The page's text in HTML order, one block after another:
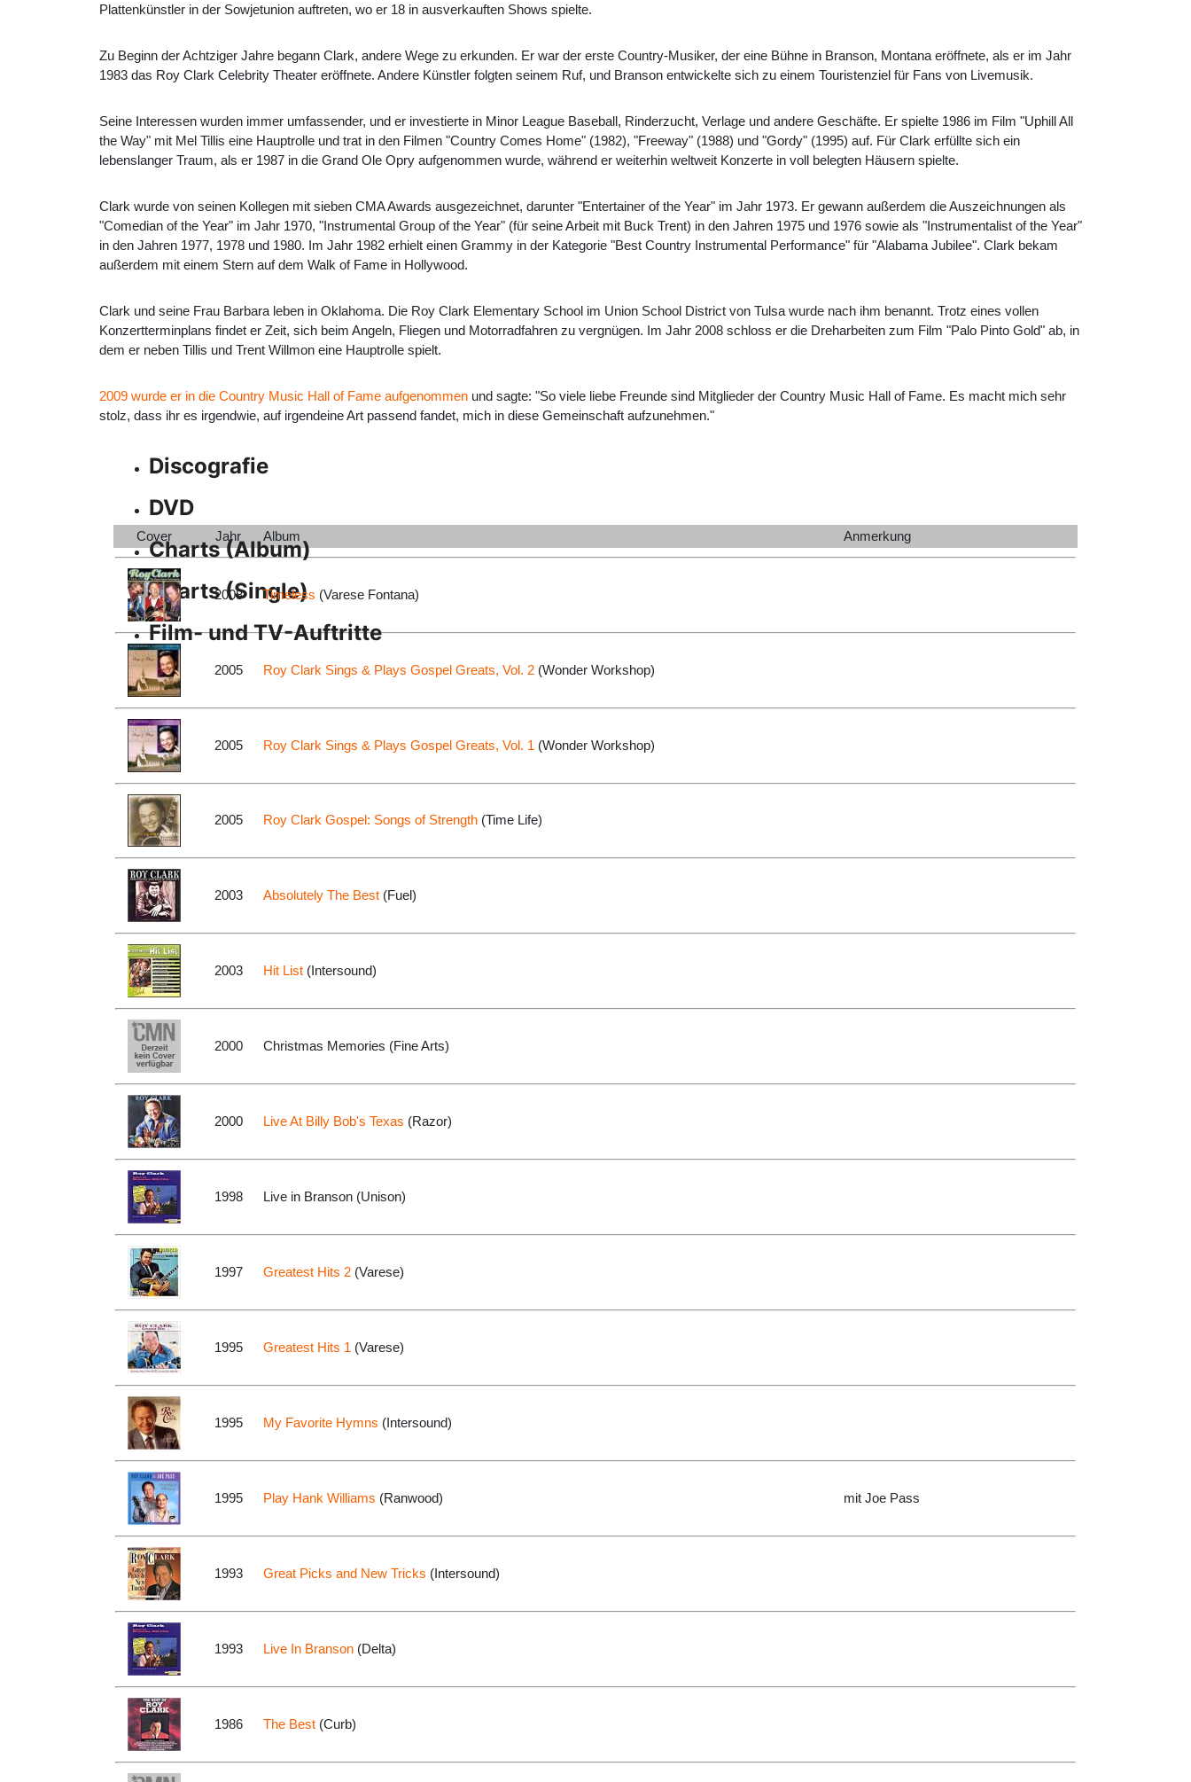
Plattenkünstler in der Sowjetunion auftreten, wo er 18 in ausverkauften Shows spielte.
Zu Beginn der Achtziger Jahre begann Clark, andere Wege zu erkunden. Er war der erste Country-Musiker, der eine Bühne in Branson, Montana eröffnete, als er im Jahr
1983 das Roy Clark Celebrity Theater eröffnete. Andere Künstler folgten seinem Ruf, und Branson entwickelte sich zu einem Touristenziel für Fans von Livemusik.
Seine Interessen wurden immer umfassender, und er investierte in Minor League Baseball, Rinderzucht, Verlage und andere Geschäfte. Er spielte 1986 im Film "Uphill All
the Way" mit Mel Tillis eine Hauptrolle und trat in den Filmen "Country Comes Home" (1982), "Freeway" (1988) und "Gordy" (1995) auf. Für Clark erfüllte sich ein
lebenslanger Traum, als er 1987 in die Grand Ole Opry aufgenommen wurde, während er weiterhin weltweit Konzerte in voll belegten Häusern spielte.
Clark wurde von seinen Kollegen mit sieben CMA Awards ausgezeichnet, darunter "Entertainer of the Year" im Jahr 1973. Er gewann außerdem die Auszeichnungen als
"Comedian of the Year" im Jahr 1970, "Instrumental Group of the Year" (für seine Arbeit mit Buck Trent) in den Jahren 1975 und 1976 sowie als "Instrumentalist of the Year"
in den Jahren 1977, 1978 und 1980. Im Jahr 1982 erhielt einen Grammy in der Kategorie "Best Country Instrumental Performance" für "Alabama Jubilee". Clark bekam
außerdem mit einem Stern auf dem Walk of Fame in Hollywood.
Clark und seine Frau Barbara leben in Oklahoma. Die Roy Clark Elementary School im Union School District von Tulsa wurde nach ihm benannt. Trotz eines vollen
Konzertterminplans findet er Zeit, sich beim Angeln, Fliegen und Motorradfahren zu vergnügen. Im Jahr 2008 schloss er die Dreharbeiten zum Film "Palo Pinto Gold" ab, in
dem er neben Tillis und Trent Willmon eine Hauptrolle spielt.
2009 wurde er in die Country Music Hall of Fame aufgenommen und sagte: "So viele liebe Freunde sind Mitglieder der Country Music Hall of Fame. Es macht mich sehr
stolz, dass ihr es irgendwie, auf irgendeine Art passend fandet, mich in diese Gemeinschaft aufzunehmen."
Discografie
DVD
Charts (Album)
Charts (Single)
Film- und TV-Auftritte
Cover Jahr Album Anmerkung
2008 Timeless (Varese Fontana)
2005 Roy Clark Sings & Plays Gospel Greats, Vol. 2 (Wonder Workshop)
2005 Roy Clark Sings & Plays Gospel Greats, Vol. 1 (Wonder Workshop)
2005 Roy Clark Gospel: Songs of Strength (Time Life)
2003 Absolutely The Best (Fuel)
2003 Hit List (Intersound)
2000 Christmas Memories (Fine Arts)
2000 Live At Billy Bob's Texas (Razor)
1998 Live in Branson (Unison)
1997 Greatest Hits 2 (Varese)
1995 Greatest Hits 1 (Varese)
1995 My Favorite Hymns (Intersound)
1995 Play Hank Williams (Ranwood) mit Joe Pass
1993 Great Picks and New Tricks (Intersound)
1993 Live In Branson (Delta)
1986 The Best (Curb)